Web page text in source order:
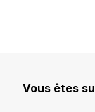
Vous êtes